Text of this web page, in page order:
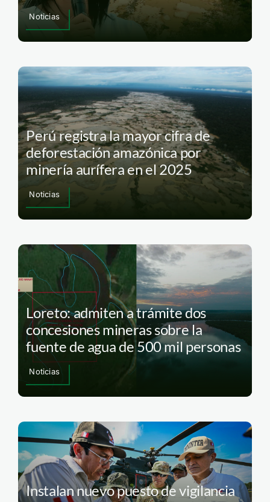
Noticias
Perú registra la mayor cifra de
deforestación amazónica por
minería aurífera en el 2025
Noticias
Loreto: admiten a trámite dos
concesiones mineras sobre la
fuente de agua de 500 mil personas
Noticias
Instalan nuevo puesto de vigilancia